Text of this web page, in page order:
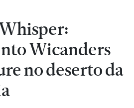
Wicanders
no deserto da